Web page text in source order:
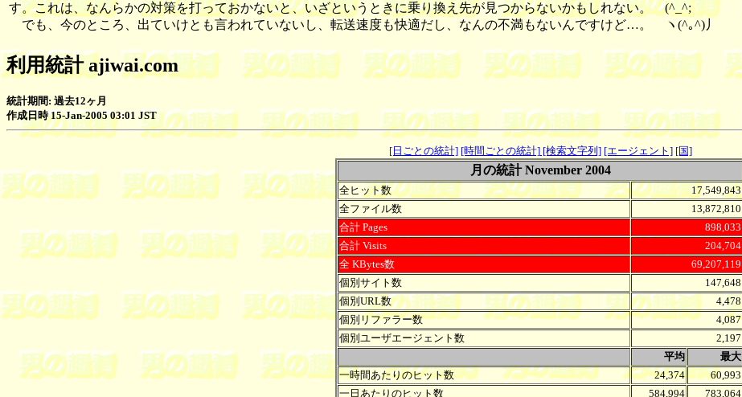
す。これは、なんらかの対策を打っておかないと、いざというときに乗り換え先が見つからないかもしれない。 (^_^;
でも、今のところ、出ていけとも言われていないし、転送速度も快適だし、なんの不満もないんですけど…。 ヽ(^｡^)丿
利用統計 ajiwai.com
統計期間: 過去12ヶ月
作成日時 15-Jan-2005 03:01 JST
[日ごとの統計] [時間ごとの統計][検索文字列] [エージェント] [国]
月の統計 November 2004
全ヒット数
17,549,843
全ファイル数
13,872,810
合計 Pages
898,033
合計 Visits
204,704
全 KBytes数
69,207,119
個別サイト数
147,648
個別URL数
4,478
個別リファラー数
4,087
個別ユーザエージェント数
2,197
平均
最大
一時間あたりのヒット数
24,374
60,993
一日あたりのヒット数
584,994 783,064